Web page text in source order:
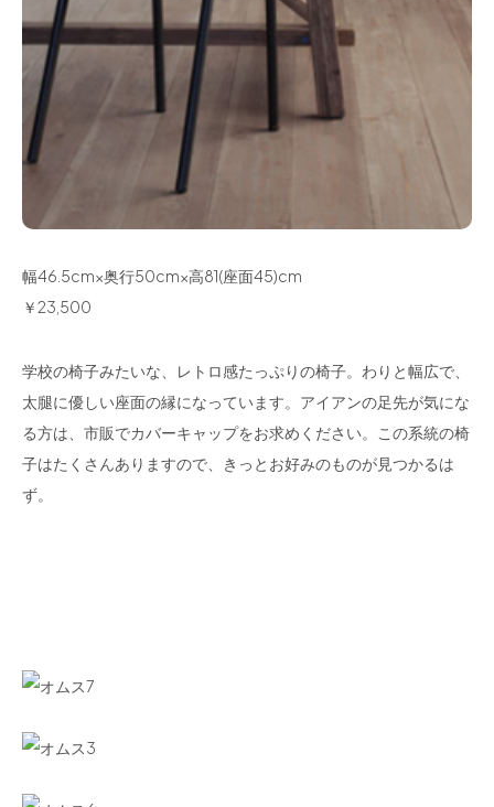
幅46.5cm×奥行50cm×高81(座面45)cm
￥23,500
学校の椅子みたいな、レトロ感たっぷりの椅子。わりと幅広で、
太腿に優しい座面の縁になっています。アイアンの足先が気にな
る方は、市販でカバーキャップをお求めください。この系統の椅
子はたくさんありますので、きっとお好みのものが見つかるは
ず。